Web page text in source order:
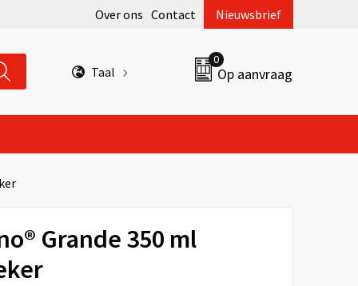
Over ons Contact Nieuwsbrief
Taal
0
Op aanvraag
Grande 350 ml